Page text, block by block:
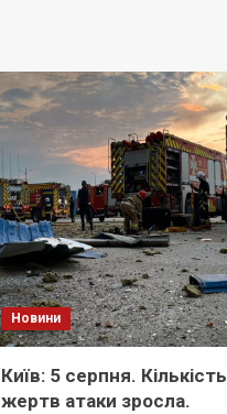
Новини
Київ: 5 серпня. Кількість
жертв атаки зросла.